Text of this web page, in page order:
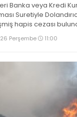
Banka veya Kredi
Suretiyle
hapis cezası
Perşembe 11:00